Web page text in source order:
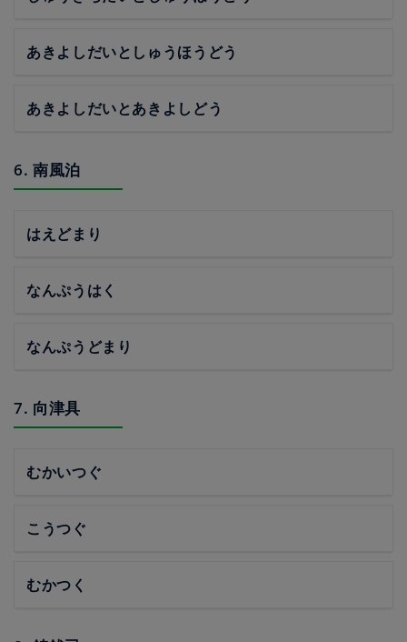
あきよしだいとしゅうほうどう
あきよしだいとあきよしどう
6. 南風泊
はえどまり
なんぷうはく
なんぷうどまり
7. 向津具
むかいつぐ
こうつぐ
むかつく